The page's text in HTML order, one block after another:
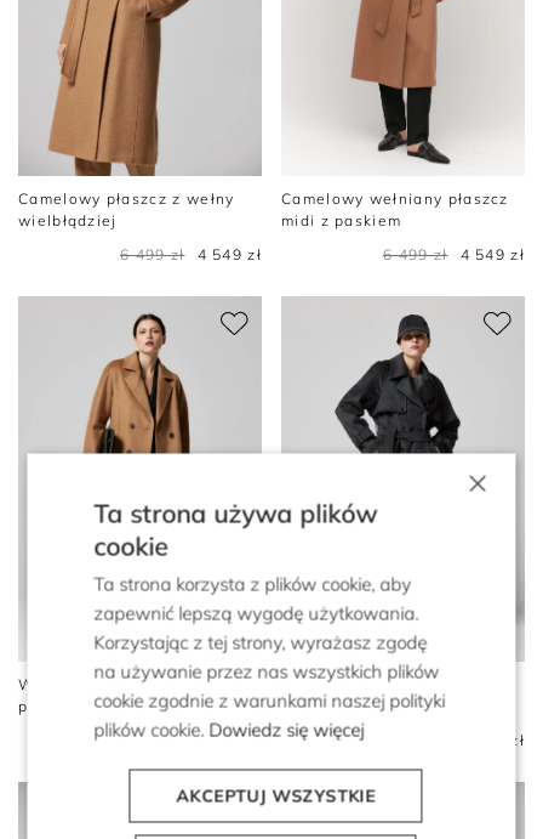
Camelowy płaszcz z wełny
wielbłądziej
6 499 zł
4 549 zł
Camelowy wełniany płaszcz
midi z paskiem
6 499 zł
4 549 zł
Wełniany dwurzędowy
płaszcz camelowy z paskiem
6 499 zł
4 549 zł
Szary wełniany trencz z
jedwabiem i kaszmirem
3 099 zł
×
Ta strona używa plików
cookie
Ta strona korzysta z plików cookie, aby
zapewnić lepszą wygodę użytkowania.
Korzystając z tej strony, wyrażasz zgodę
na używanie przez nas wszystkich plików
cookie zgodnie z warunkami naszej polityki
plików cookie. Dowiedz się więcej
AKCEPTUJ WSZYSTKIE